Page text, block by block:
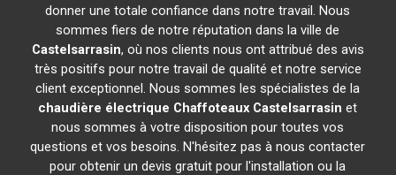
donner une totale confiance dans notre travail. Nous
sommes fiers de notre réputation dans la ville de
Castelsarrasin, où nos clients nous ont attribué des avis
très positifs pour notre travail de qualité et notre service
client exceptionnel. Nous sommes les spécialistes de la
chaudière électrique Chaffoteaux Castelsarrasin et
nous sommes à votre disposition pour toutes vos
questions et vos besoins. N'hésitez pas à nous contacter
pour obtenir un devis gratuit pour l'installation ou la